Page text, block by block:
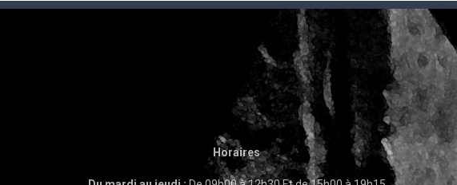
Horaires